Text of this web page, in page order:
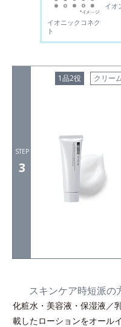
イオニックコネク
ト
イオ
STEP
3
1品2役 クリー
スキンケア時短派の
化粧水・美容液・保湿液／
載したローションをオール